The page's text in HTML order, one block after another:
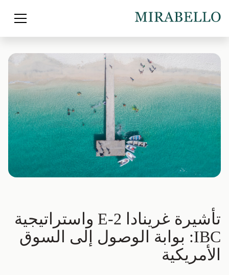
تأشيرة غرينادا E-2 واستراتيجية
IBC: بوابة الوصول إلى السوق
الأمريكية